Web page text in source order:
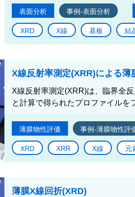
表面分析 事例-表面分析
XRD X線 基板 結
X線反射率測定(XRR)による薄
X線反射率測定(XRR)は、臨界全
と計算で得られたプロファイルを
薄膜物性評価 事例-薄膜物性評
XRD XRR X線 元
薄膜X線回折(XRD)